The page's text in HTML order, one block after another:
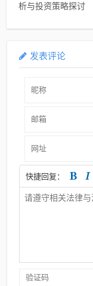
析与投资策略探讨
发表评论
快捷回复：